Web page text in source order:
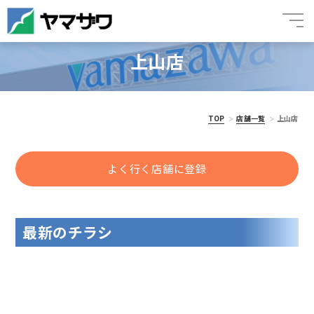
上山店
TOP 店舗一覧 上山店
よく行く店舗に登録
最新のチラシ